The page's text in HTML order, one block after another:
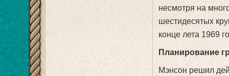
несмотря на
шестидесятых
конце лета 1969
Планирование
Мэнсон решил